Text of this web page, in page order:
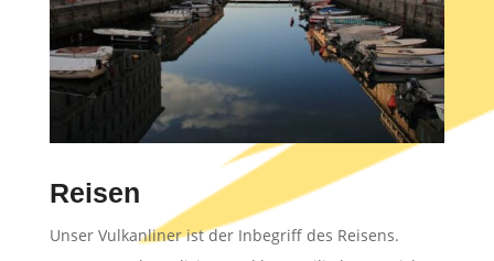
Reisen
Unser Vulkanliner ist der Inbegriff des Reisens.